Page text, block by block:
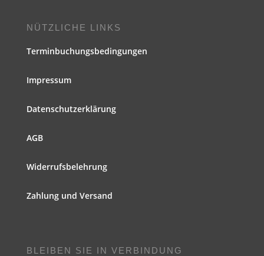
NÜTZLICHE LINKS
Terminbuchungsbedingungen
Impressum
Datenschutzerklärung
AGB
Widerrufsbelehrung
Zahlung und Versand
BLEIBEN SIE IN VERBINDUNG